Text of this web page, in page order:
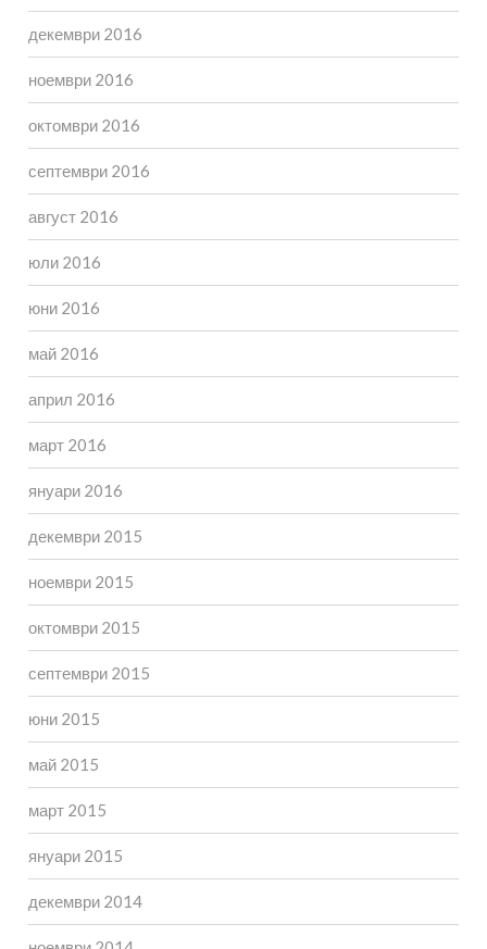
декември 2016
ноември 2016
октомври 2016
септември 2016
август 2016
юли 2016
юни 2016
май 2016
април 2016
март 2016
януари 2016
декември 2015
ноември 2015
октомври 2015
септември 2015
юни 2015
май 2015
март 2015
януари 2015
декември 2014